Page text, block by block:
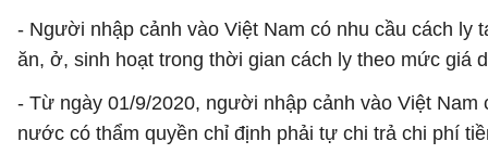
- Người nhập cảnh vào Việt Nam có nhu cầu cách
ăn, ở, sinh hoạt trong thời gian cách ly theo mức giá
- Từ ngày 01/9/2020, người nhập cảnh vào Việt
nước có thẩm quyền chỉ định phải tự chi trả chi phí